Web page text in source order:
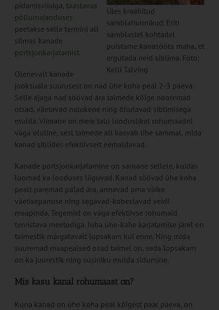
Üles kraabitud
samblahunnikud. Eriti
samblastel kohtadel
puistame kanasööta maha, et
ergutada neid siblima. Foto:
Kelli Talving
pidamisviisiga, taastavas
põllumajanduses
peetakse selle termini all
silmas kanade
portsjonkarjatamist.
Olenevalt kanade
jooksuala suurusest on nad ühe koha peal 2-3 päeva.
Selle ajaga nad söövad ära taimede kõige nooremad
otsad, väetavad natukene ning õhutavad siblimisega
mulda. Viimane on meie talu looduslikel rohumaadel
väga oluline, sest taimede all kasvab tihe sammal, mida
kanad siblides efektiivselt eemaldavad.
Kanade portsjonkarjatamine on sarnane sellele, kuidas
loomad ka looduses liiguvad. Kanad söövad ühe koha
pealt paremad palad ära, annavad oma väike
väetisepanuse ning segavad-kobestavad veidi
maapinda. Tegemist on väga efektiivse rohumaid
tervistava meetodiga. Juba ühe-kahe karjatamise järel on
taimestik märgatavalt lopsakam kui enne. Ning mida
suuremad maapealsed osad taimel on, seda lopsakam
on ka juurestik ning süsiniku mulda sidumine.
Mis kasu kanal rohumaast on?
Kuna kanad on ühe koha peal kõigest paar päeva, on